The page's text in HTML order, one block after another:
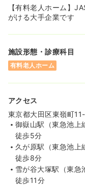
【有料老人ホーム】
がける大手企業です
施設形態・診療科目
有料老人ホーム
アクセス
東京都大田区東嶺町
御嶽山駅（東急池上
徒歩5分
久が原駅（東急池上
徒歩8分
雪が谷大塚駅（東急
徒歩11分